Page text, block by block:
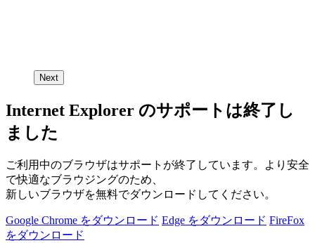
Next
Internet Explorer のサポートは終了し
ました
ご利用中のブラウザはサポートが終了しています。より安全
で快適なブラウジングのため、
新しいブラウザを無料でダウンロードしてください。
Google Chrome をダウンロード Edge をダウンロード FireFox
をダウンロード